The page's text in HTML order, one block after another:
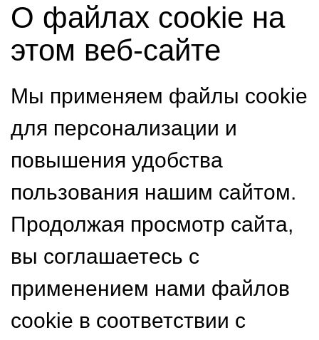
О файлах cookie на
этом веб-сайте
Мы применяем файлы cookie
для персонализации и
повышения удобства
пользования нашим сайтом.
Продолжая просмотр сайта,
вы соглашаетесь с
применением нами файлов
cookie в соответствии с